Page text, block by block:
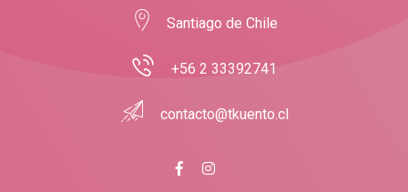
Santiago de Chile
+56 2 33392741
contacto@tkuento.cl